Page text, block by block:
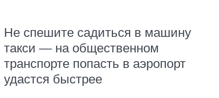
Не спешите садиться в машину
такси — на общественном
транспорте попасть в аэропорт
удастся быстрее